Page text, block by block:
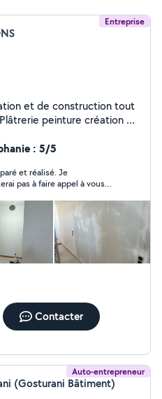
Entreprise
et de construction tout
porte pose de parquet
de mezzanine sur mesure
sur mesure en acier
sur mesure en acier
de plomberie
création de salle de
parquet décoration
fin chantier travail
outils professionnel
: 5/5
et réalisé. Je
pas à faire appel à vous
Contacter
Auto-entrepreneur
(Gosturani Bâtiment)